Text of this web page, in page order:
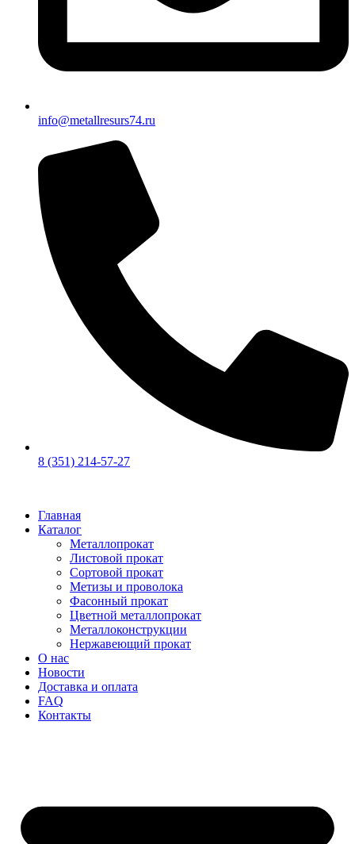
info@metallresurs74.ru
8 (351) 214-57-27
Главная
Каталог
Металлопрокат
Листовой прокат
Сортовой прокат
Метизы и проволока
Фасонный прокат
Цветной металлопрокат
Металлоконструкции
Нержавеющий прокат
О нас
Новости
Доставка и оплата
FAQ
Контакты